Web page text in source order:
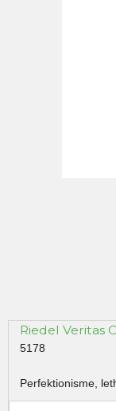
Riedel Veritas
5178
Perfektionisme,